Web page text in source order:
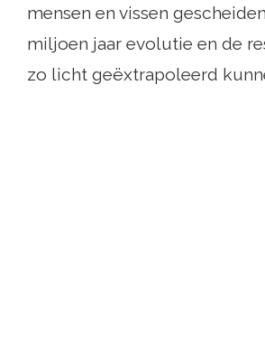
mensen en vissen
miljoen jaar evolutie en de
zo licht geëxtrapoleerd